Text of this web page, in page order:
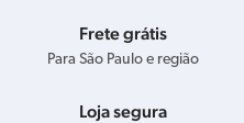
Frete grátis
Para São Paulo e região
Loja segura